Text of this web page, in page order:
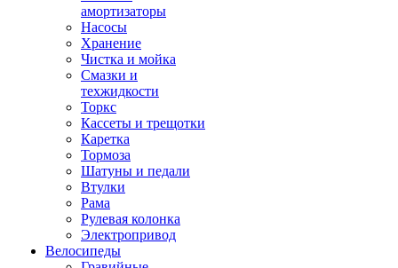
амортизаторы
Насосы
Хранение
Чистка и мойка
Смазки и
техжидкости
Торкс
Кассеты и трещотки
Каретка
Тормоза
Шатуны и педали
Втулки
Рама
Рулевая колонка
Электропривод
Велосипеды